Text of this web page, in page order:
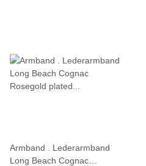
Armband . Lederarmband
Long Beach Cognac